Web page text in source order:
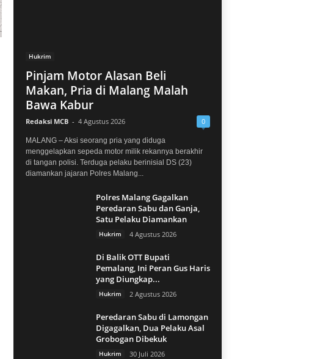
Hukrim
Pinjam Motor Alasan Beli
Makan, Pria di Malang Malah
Bawa Kabur
Redaksi MCB - 4 Agustus 2026 0
MALANG – Aksi seorang pria yang diduga
menggelapkan sepeda motor milik rekannya berakhir
di tangan polisi. Terduga pelaku berinisial DS (23)
diamankan jajaran Polres Malang...
Polres Malang Gagalkan
Peredaran Sabu dan Ganja,
Satu Pelaku Diamankan
Hukrim 4 Agustus 2026
Di Balik OTT Bupati
Pemalang, Ini Peran Gus Haris
yang Diungkap...
Hukrim 2 Agustus 2026
Peredaran Sabu di Lamongan
Digagalkan, Dua Pelaku Asal
Grobogan Dibekuk
Hukrim 30 Juli 2026